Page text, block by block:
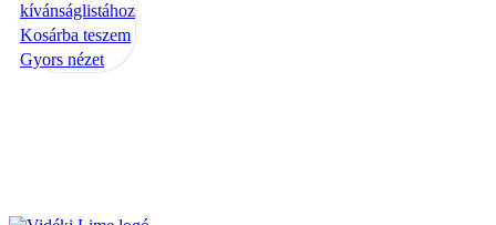
kívánságlistához
Kosárba teszem
Gyors nézet